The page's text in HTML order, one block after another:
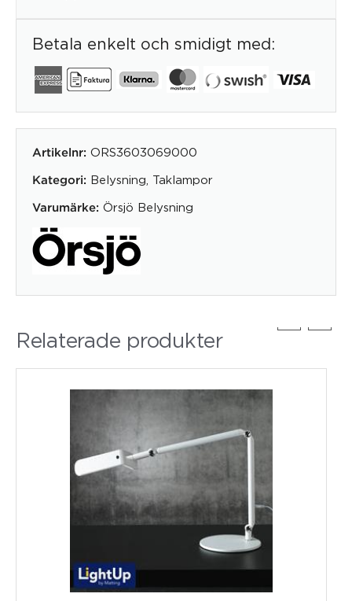
Betala enkelt och smidigt med:
Artikelnr: ORS3603069000
Kategori: Belysning Taklampor
Varumärke: Örsjö Belysning
Relaterade produkter